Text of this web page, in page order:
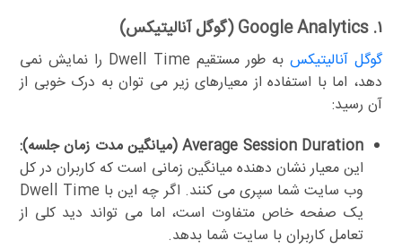
۱. Google Analytics (گوگل آنالیتیکس)
گوگل آنالیتیکس
به طور مستقیم Dwell Time را نمایش نمی
دهد، اما با استفاده از معیارهای زیر می توان به درک خوبی از
آن رسید:
Average Session Duration (میانگین مدت زمان جلسه):
این معیار نشان دهنده میانگین زمانی است که کاربران در کل
وب سایت شما سپری می کنند. اگر چه این با Dwell Time
یک صفحه خاص متفاوت است، اما می تواند دید کلی از
تعامل کاربران با سایت شما بدهد.